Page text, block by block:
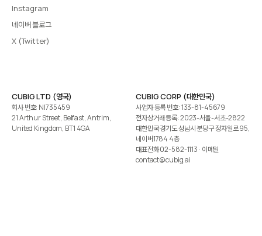
Instagram
네이버 블로그
X (Twitter)
CUBIG LTD (영국)
회사 번호: NI735459
21 Arthur Street, Belfast, Antrim,
United Kingdom, BT1 4GA
CUBIG CORP (대한민국)
사업자 등록 번호: 133-81-45679
전자상거래 등록: 2023-서울-서초-2822
대한민국 경기도 성남시 분당구 정자일로 95,
네이버1784 4층
대표전화02-582-1113 · 이메일
contact@cubig.ai